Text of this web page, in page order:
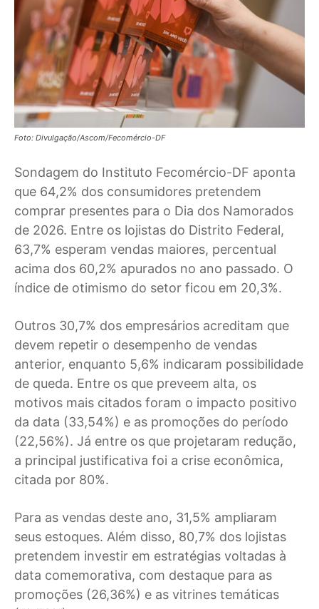
Foto: Divulgação/Ascom/Fecomércio-DF
Sondagem do Instituto Fecomércio-DF aponta
que 64,2% dos consumidores pretendem
comprar presentes para o Dia dos Namorados
de 2026. Entre os lojistas do Distrito Federal,
63,7% esperam vendas maiores, percentual
acima dos 60,2% apurados no ano passado. O
índice de otimismo do setor ficou em 20,3%.
Outros 30,7% dos empresários acreditam que
devem repetir o desempenho de vendas
anterior, enquanto 5,6% indicaram possibilidade
de queda. Entre os que preveem alta, os
motivos mais citados foram o impacto positivo
da data (33,54%) e as promoções do período
(22,56%). Já entre os que projetaram redução,
a principal justificativa foi a crise econômica,
citada por 80%.
Para as vendas deste ano, 31,5% ampliaram
seus estoques. Além disso, 80,7% dos lojistas
pretendem investir em estratégias voltadas à
data comemorativa, com destaque para as
promoções (26,36%) e as vitrines temáticas